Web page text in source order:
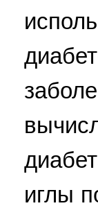
иглы